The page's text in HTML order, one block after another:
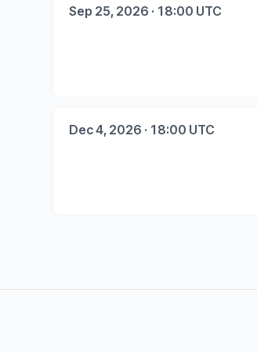
Sep 25, 2026 · 18:00 UTC
Dec 4, 2026 · 18:00 UTC